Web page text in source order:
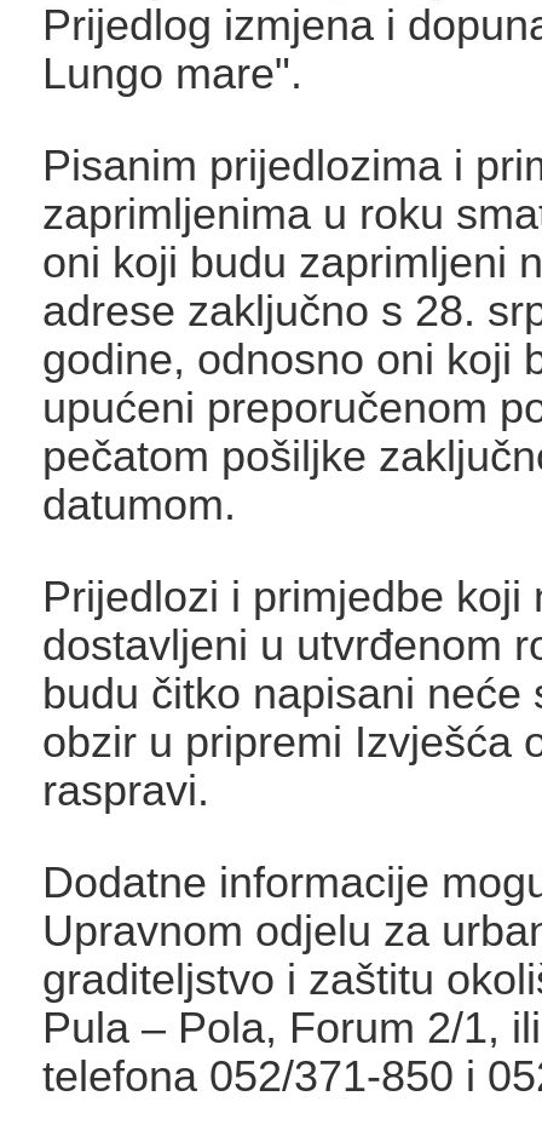
Prijedlog izmjena i
Lungo mare".
Pisanim prijedlozima i
zaprimljenima u roku
oni koji budu zaprimljeni
adrese zaključno s 28.
godine, odnosno oni koji
upućeni preporučenom
pečatom pošiljke
datumom.
Prijedlozi i primjedbe koji
dostavljeni u utvrđenom
budu čitko napisani neće
obzir u pripremi Izvješća
raspravi.
Dodatne informacije
Upravnom odjelu za
graditeljstvo i zaštitu
Pula – Pola, Forum 2/1,
telefona 052/371-850 i